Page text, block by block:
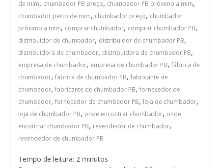
de mim, chumbador PB preço, chumbador PB próximo a mim,
chumbador perto de mim, chumbador preço, chumbador
próximo a mim, comprar chumbador, comprar chumbador PB,
distribuidor de chumbador, distribuidor de chumbador PB,
distribuidora de chumbador, distribuidora de chumbador PB,
empresa de chumbador, empresa de chumbador PB,fábrica de
chumbador,fábrica de chumbador PB,fabricante de
chumbador,fabricante de chumbador PB,fornecedor de
chumbador,fornecedor de chumbador PB, loja de chumbador,
loja de chumbador PB, onde encontrar chumbador, onde
encontrar chumbador PB, revendedor de chumbador,
revendedor de chumbador PB
Tempo de leitura: 2 minutos